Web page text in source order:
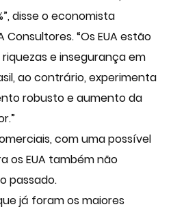
disse o economista
Consultores. “Os EUA estão
e insegurança em
ao contrário, experimenta
robusto e aumento da
com uma possível
os EUA também não
passado.
já foram os maiores